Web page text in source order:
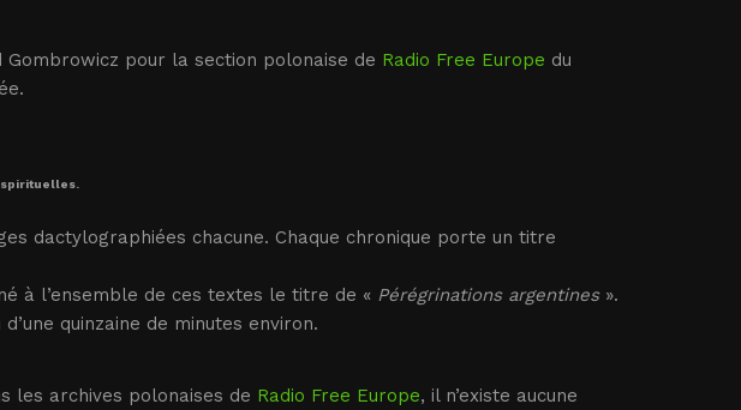
pour la section polonaise de Radio Free Europe du
dactylographiées chacune. Chaque chronique porte un titre
à l’ensemble de ces textes le titre de « Pérégrinations argentines».
quinzaine de minutes environ.
les archives polonaises de Radio Free Europe, il n’existe aucune